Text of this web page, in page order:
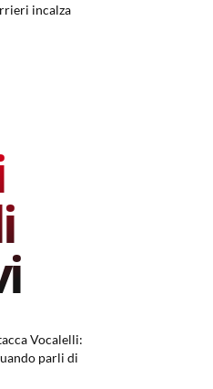
incalza
Vocalelli:
parli di